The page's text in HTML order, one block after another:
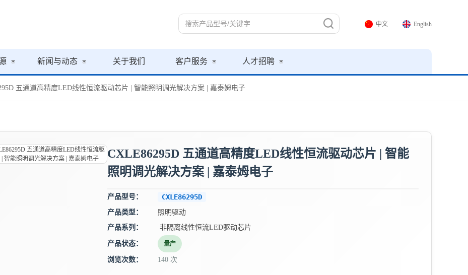
中文 English
新闻与动态 关于我们 客户服务 人才招聘
五通道高精度LED线性恒流驱动芯片 | 智能照明调光解决方案 | 嘉泰姆电子
CXLE86295D 五通道高精度LED线性恒流驱动芯片 | 智能
照明调光解决方案 | 嘉泰姆电子
产品型号： CXLE86295D
产品类型：
照明驱动
产品系列：
非隔离线性恒流LED驱动芯片
产品状态： 量产
浏览次数： 140 次